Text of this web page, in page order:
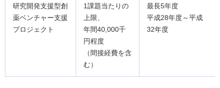
研究開発支援型創
薬ベンチャー支援
プロジェクト
1課題当たりの
上限、
年間40,000千
円程度
（間接経費を含
む）
最長5年度
平成28年度～平成
32年度